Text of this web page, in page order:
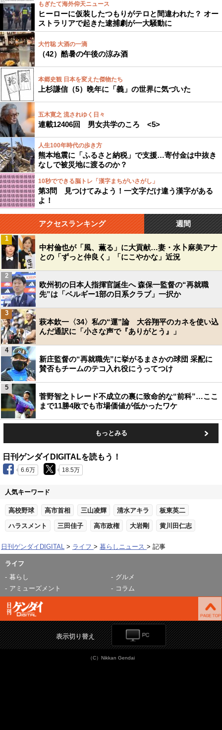
もぎたて海外仰天ニュース
ヒーローに仮装したつもりがテロと間違われた？ オー
ストラリアで起きた逮捕劇が一大騒動に
大竹聡 大酒の一滴
（42）酷暑の午後の涼み酒
本郷史観 日本を変えた傑物たち
上杉謙信（5）晩年に「義」の世界に気づいた
五木寛之 流されゆく日々
連載12406回 男女共学のころ <5>
人生100年時代の歩き方
熊本地震に「ふるさと納税」で支援…寄付金は中抜き
なしで被災地に渡るのか？
10秒でできる脳トレ「漢字まちがいさがし」
第3問 見つけてみよう！一文字だけ違う漢字がある
よ！
アクセスランキング 週間
中村倫也が「風、薫る」に大貢献…妻・水卜麻美アナ
との「ずっと仲良く」「にこやかな」近況
1
欧州初の日本人指揮官誕生へ 森保一監督の“再就職
先”は「ベルギー1部の日系クラブ」一択か
2
萩本欽一〈34〉私の“運”論 大谷翔平のカネを使い込
んだ通訳に「小さな声で『ありがとう』」
3
新庄監督の“再就職先”に挙がるまさかの球団 采配に
賛否もチームのテコ入れ役にうってつけ
4
菅野智之トレード不成立の裏に致命的な“前科”…ここ
まで11勝4敗でも市場価値が低かったワケ
5
もっとみる
日刊ゲンダイDIGITALを読もう！
6.6万 18.5万
人気キーワード
高校野球 高市首相 三山凌輝 清水アキラ 板東英二
ハラスメント 三田佳子 高市政権 大岩剛 黄川田仁志
日刊ゲンダイDIGITAL ライフ 暮らしニュース 記事
ライフ
暮らし
グルメ
アミューズメント
コラム
表示切り替え
（C）Nikkan Gendai